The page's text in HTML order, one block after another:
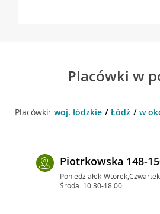
Placówki w
Placówki: woj. łódzkie Łódź w
Piotrkowska 148-
Poniedziałek-
Środa: 10:30-18:00